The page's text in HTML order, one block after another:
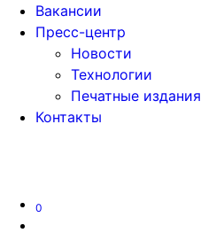
Вакансии
Пресс-центр
Новости
Технологии
Печатные издания
Контакты
0